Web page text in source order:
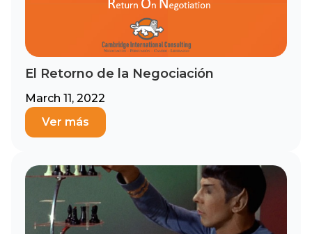
El Retorno de la Negociación
March 11, 2022
Ver más